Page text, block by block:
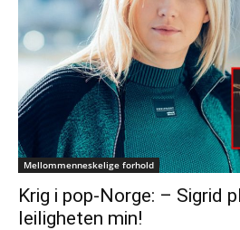
Mellommenneskelige forhold
Krig i pop-Norge: – Sigrid
leiligheten min!